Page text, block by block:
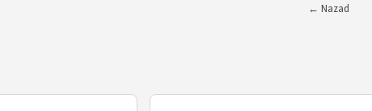
← Nazad